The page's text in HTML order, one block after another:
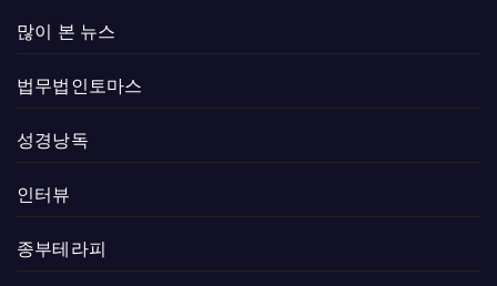
많이 본 뉴스
법무법인토마스
성경낭독
인터뷰
종부테라피